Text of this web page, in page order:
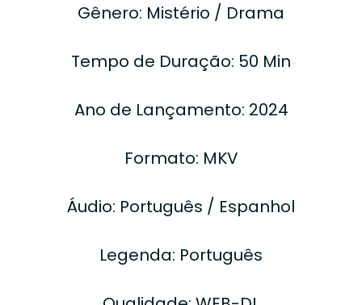
Gênero: Mistério / Drama
Tempo de Duração: 50 Min
Ano de Lançamento: 2024
Formato: MKV
Áudio: Português / Espanhol
Legenda: Português